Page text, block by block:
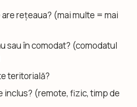
rețeaua? (mai multe = mai
sau în comodat? (comodatul
teritorială?
inclus? (remote, fizic, timp de